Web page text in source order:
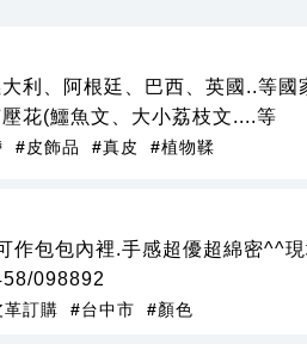
利、阿根廷、巴西、英國..等
花(鱷魚文、大小荔枝文....等
#皮飾品 #真皮 #植物鞣
作包包內裡.手感超優超綿密^^
098892
革訂購 #台中市 #顏色